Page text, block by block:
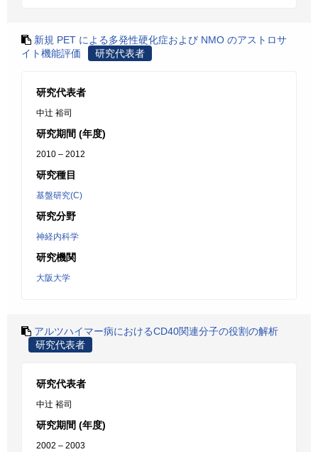
新規 PET による多発性硬化症および NMO のアストロサ
イト機能評価
研究代表者
研究代表者
中辻 裕司
研究期間 (年度)
2010 – 2012
研究種目
基盤研究(C)
研究分野
神経内科学
研究機関
大阪大学
アルツハイマー病におけるCD40関連分子の役割の解析
研究代表者
研究代表者
中辻 裕司
研究期間 (年度)
2002 – 2003